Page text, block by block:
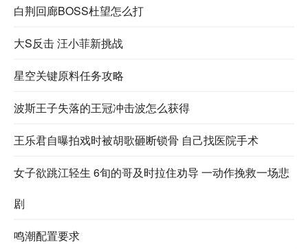
白荆回廊BOSS杜望怎么打
大S反击 汪小菲新挑战
星空关键原料任务攻略
波斯王子失落的王冠冲击波怎么获得
王乐君自曝拍戏时被胡歌砸断锁骨 自己找医院手术
女子欲跳江轻生 6旬的哥及时拉住劝导 一动作挽救一场悲
剧
鸣潮配置要求